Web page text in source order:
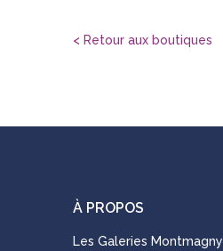
< Retour aux boutiques
À PROPOS
Les Galeries Montmagny